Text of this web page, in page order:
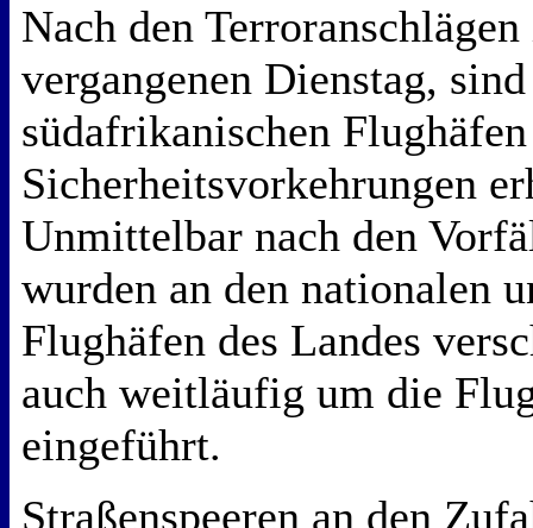
Nach den
vergangenen Dienstag,
südafrikanischen
Sicherheitsvorkehrungen
Unmittelbar nach den
wurden an den nationalen
Flughäfen des Landes
auch weitläufig um die
eingeführt.
Straßenspeeren an den